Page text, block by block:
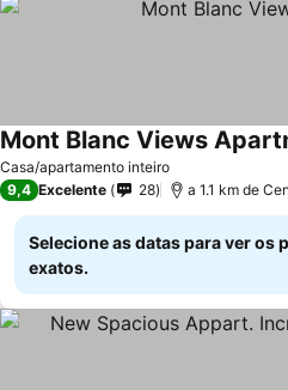
Casa/apartamento inteiro
Mont Blanc Views
9,4 Excelente 28 a 1.1 km de
Selecione as datas para ver os
exatos.